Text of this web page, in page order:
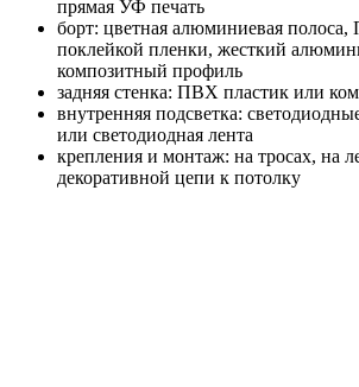
прямая УФ печать
борт: цветная алюминиевая
поклейкой пленки, жесткий
композитный профиль
задняя стенка: ПВХ пластик или
внутренняя подсветка:
или светодиодная лента
крепления и монтаж: на тросах, на
декоративной цепи к потолку